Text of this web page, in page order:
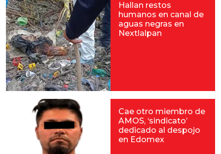
Hallan restos
humanos en canal de
aguas negras en
Nextlalpan
Cae otro miembro de
AMOS, ‘sindicato’
dedicado al despojo
en Edomex